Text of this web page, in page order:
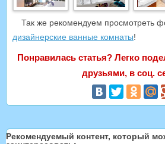
Так же рекомендуем просмотреть
дизайнерские ванные комнаты!
Понравилась статья? Легко
друзьями, в соц.
Рекомендуемый контент, который